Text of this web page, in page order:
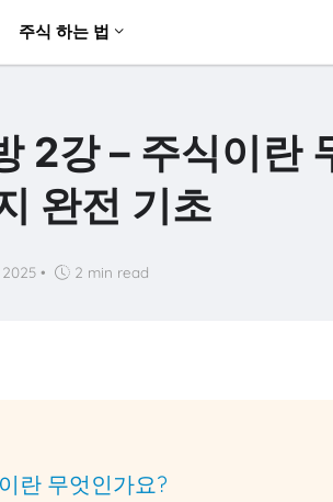
주식 하는 법
2강 – 주식이란
완전 기초
• 2 min read
란 무엇인가요?